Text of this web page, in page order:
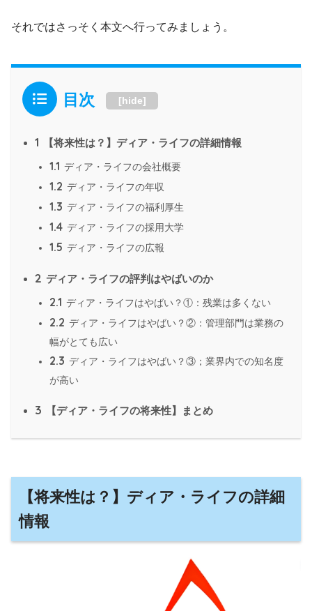
それではさっそく本文へ行ってみましょう。
目次 [hide]
1 【将来性は？】ディア・ライフの詳細情報
1.1 ディア・ライフの会社概要
1.2 ディア・ライフの年収
1.3 ディア・ライフの福利厚生
1.4 ディア・ライフの採用大学
1.5 ディア・ライフの広報
2 ディア・ライフの評判はやばいのか
2.1 ディア・ライフはやばい？①：残業は多くない
2.2 ディア・ライフはやばい？②：管理部門は業務の
幅がとても広い
2.3 ディア・ライフはやばい？③；業界内での知名度
が高い
3 【ディア・ライフの将来性】まとめ
【将来性は？】ディア・ライフの詳細
情報